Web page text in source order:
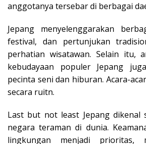
anggotanya tersebar di berbagai
Jepang menyelenggarakan
festival, dan pertunjukan
perhatian wisatawan. Selain itu,
kebudayaan populer Jepang
pecinta seni dan hiburan. Acara-
secara ruitn.
Last but not least Jepang dikenal
negara teraman di dunia.
lingkungan menjadi prioritas,